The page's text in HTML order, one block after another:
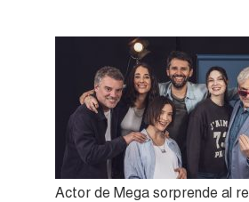
Actor de Mega sorprende al